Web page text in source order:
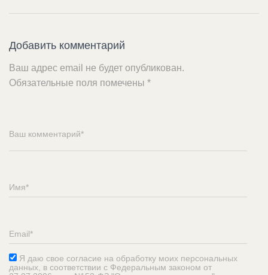
Добавить комментарий
Ваш адрес email не будет опубликован.
Обязательные поля помечены *
Я даю свое согласие на обработку моих персональных
данных, в соответствии с Федеральным законом от